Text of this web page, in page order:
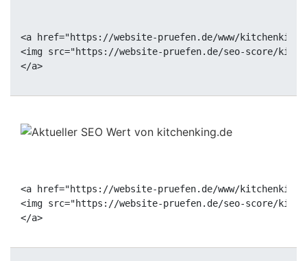
<a href="https://website-pruefen.de/www/
<img src="https://website-pruefen.de/seo-score/
<a href="https://website-pruefen.de/www/
<img src="https://website-pruefen.de/seo-score/